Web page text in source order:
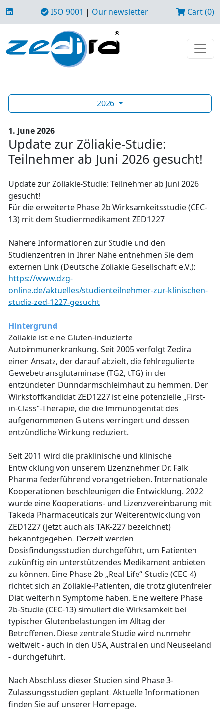
ISO 9001 | Our newsletter Cart (0)
2026
1. June 2026
Update zur Zöliakie-Studie:
Teilnehmer ab Juni 2026 gesucht!
Update zur Zöliakie-Studie: Teilnehmer ab Juni 2026
gesucht!
Für die erweiterte Phase 2b Wirksamkeitsstudie (CEC-
13) mit dem Studienmedikament ZED1227
Nähere Informationen zur Studie und den
Studienzentren in Ihrer Nähe entnehmen Sie dem
externen Link (Deutsche Zöliakie Gesellschaft e.V.):
https://www.dzg-
online.de/aktuelles/studienteilnehmer-zur-klinischen-
studie-zed-1227-gesucht
Hintergrund
Zöliakie ist eine Gluten-induzierte
Autoimmunerkrankung. Seit 2005 verfolgt Zedira
einen Ansatz, der darauf abzielt, die fehlregulierte
Gewebetransglutaminase (TG2, tTG) in der
entzündeten Dünndarmschleimhaut zu hemmen. Der
Wirkstoffkandidat ZED1227 ist eine potenzielle „First-
in-Class“-Therapie, die die Immunogenität des
aufgenommenen Glutens verringert und dessen
entzündliche Wirkung reduziert.
Seit 2011 wird die präklinische und klinische
Entwicklung von unserem Lizenznehmer Dr. Falk
Pharma federführend vorangetrieben. Internationale
Kooperationen beschleunigen die Entwicklung. 2022
wurde eine Kooperations- und Lizenzvereinbarung mit
Takeda Pharmaceuticals zur Weiterentwicklung von
ZED1227 (jetzt auch als TAK-227 bezeichnet)
bekanntgegeben. Derzeit werden
Dosisfindungsstudien durchgeführt, um Patienten
zukünftig ein unterstützendes Medikament anbieten
zu können. Eine Phase 2b „Real Life“-Studie (CEC-4)
richtet sich an Zöliakie-Patienten, die trotz glutenfreier
Diät weiterhin Symptome haben. Eine weitere Phase
2b-Studie (CEC-13) simuliert die Wirksamkeit bei
typischer Glutenbelastungen im Alltag der
Betroffenen. Diese zentrale Studie wird nunmehr
weltweit - auch in den USA, Australien und Neuseeland
- durchgeführt.
Nach Abschluss dieser Studien sind Phase 3-
Zulassungsstudien geplant. Aktuelle Informationen
finden Sie auf unserer Homepage.